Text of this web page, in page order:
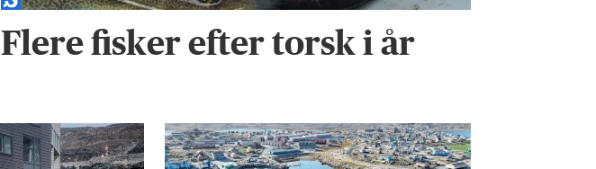
Flere fisker efter torsk i år